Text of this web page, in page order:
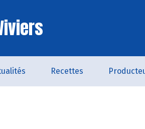
Recettes